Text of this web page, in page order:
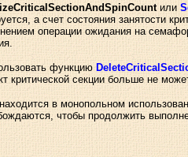
или
а счет состояния занятости
операции ожидания на
функцию
критической секции больше не
в монопольном
чтобы продолжить